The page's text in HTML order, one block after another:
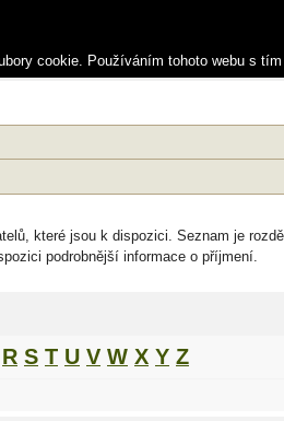
cookie. Používáním tohoto webu s
které jsou k dispozici. Seznam je
podrobnější informace o příjmení.
R S T U V W X Y Z